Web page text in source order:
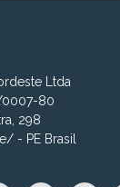
Ltda
0007-80
298
- PE Brasil